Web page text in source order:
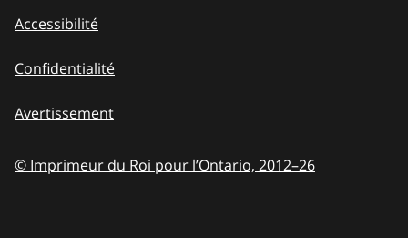
Accessibilité
Confidentialité
Avertissement
© Imprimeur du Roi pour l’Ontario, 2012–26